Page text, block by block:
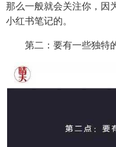
那么一般就会关注你，因
小红书笔记的。
第二：要有一些独特的